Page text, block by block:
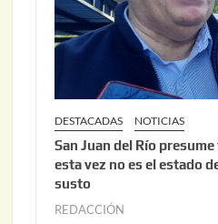
DESTACADAS NOTICIAS
San Juan del Río
esta vez no es el estado
susto
REDACCIÓN